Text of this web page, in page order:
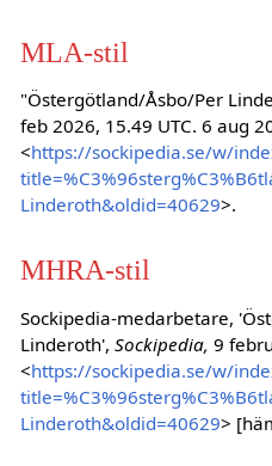
MLA-stil
"Östergötland/Åsbo/Per
feb 2026, 15.49 UTC. 6 aug
<https://sockipedia.se/w/
Linderoth&oldid=40629>.
MHRA-stil
Sockipedia-medarbetare,
Linderoth', Sockipedia, 9
<https://sockipedia.se/w/
Linderoth&oldid=40629>